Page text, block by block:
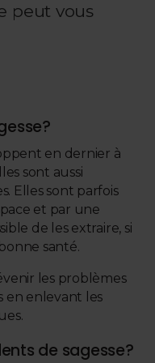
peut vous
en dernier à
sont aussi
Elles sont parfois
et par une
de les extraire, si
santé.
les problèmes
en enlevant les
de sagesse?